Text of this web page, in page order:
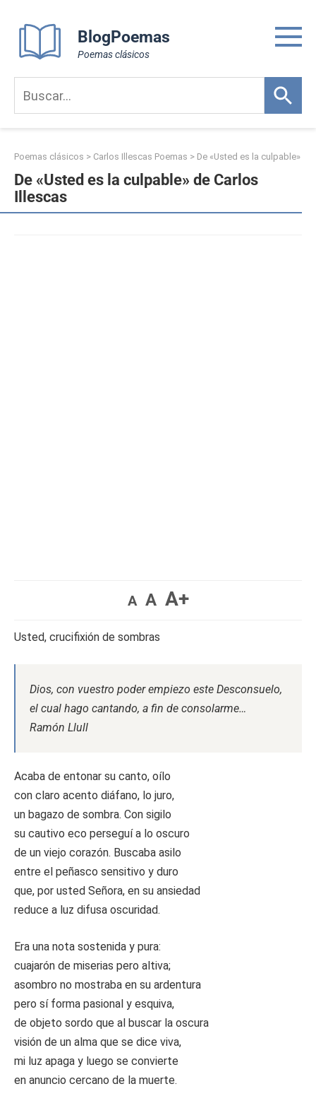
content
BlogPoemas
Poemas clásicos
Poemas clásicos > Carlos Illescas Poemas > De «Usted es la culpable»
De «Usted es la culpable» de Carlos
Illescas
A A A+
Usted, crucifixión de sombras
Dios, con vuestro poder empiezo este Desconsuelo,
el cual hago cantando, a fin de consolarme…
Ramón Llull
Acaba de entonar su canto, oílo
con claro acento diáfano, lo juro,
un bagazo de sombra. Con sigilo
su cautivo eco perseguí a lo oscuro
de un viejo corazón. Buscaba asilo
entre el peñasco sensitivo y duro
que, por usted Señora, en su ansiedad
reduce a luz difusa oscuridad.
Era una nota sostenida y pura:
cuajarón de miserias pero altiva;
asombro no mostraba en su ardentura
pero sí forma pasional y esquiva,
de objeto sordo que al buscar la oscura
visión de un alma que se dice viva,
mi luz apaga y luego se convierte
en anuncio cercano de la muerte.